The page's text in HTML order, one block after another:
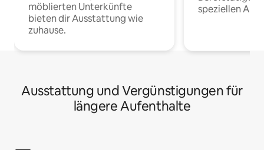
möblierten Unterkünfte
bieten dir Ausstattung wie
zuhause.
speziellen
Ausstattung und Vergünstigungen für
längere Aufenthalte